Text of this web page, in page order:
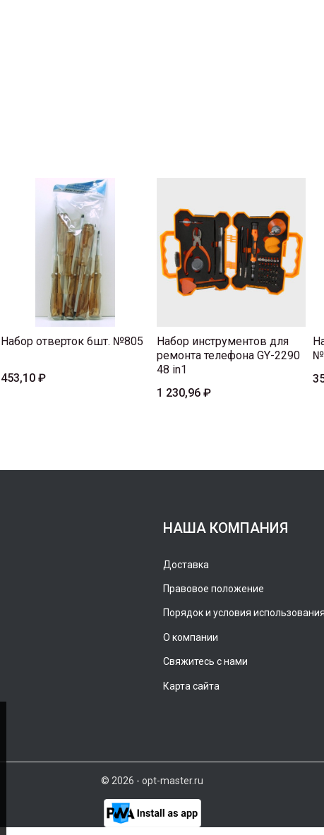
Набор отверток 6шт. №805
453,10 ₽
Набор инструментов для
ремонта телефона GY-2290
48 in1
1 230,96 ₽
НАША КОМПАНИЯ
Доставка
Правовое положение
Порядок и условия использования
О компании
Свяжитесь с нами
Карта сайта
© 2026 - opt-master.ru